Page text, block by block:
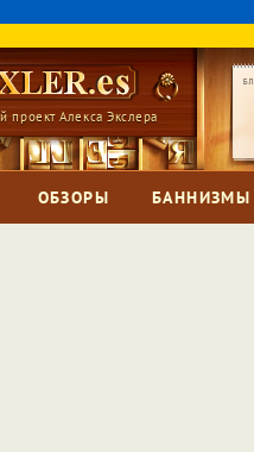
проект Алекса Экслера
ОБЗОРЫ БАННИЗМЫ